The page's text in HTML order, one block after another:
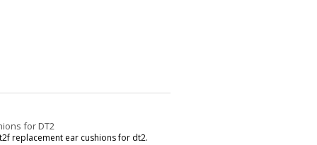
for DT2
replacement ear cushions for dt2.